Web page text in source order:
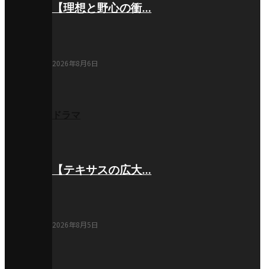
【理想と野心の衝…
2026年8月6日
【テキサスの広大…
2026年8月5日